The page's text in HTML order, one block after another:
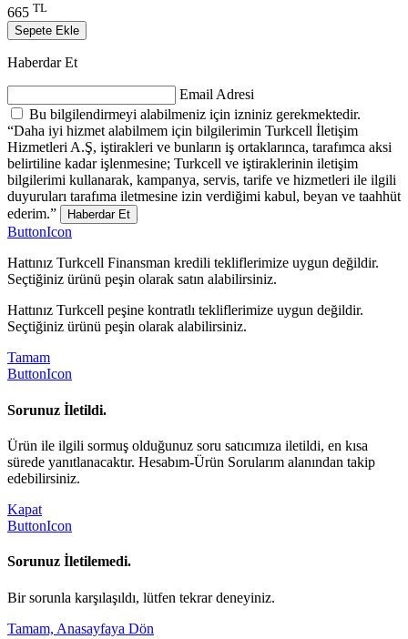
665 TL
Sepete Ekle
Haberdar Et
Email Adresi
Bu bilgilendirmeyi alabilmeniz için izniniz gerekmektedir.
“Daha iyi hizmet alabilmem için bilgilerimin Turkcell İletişim
Hizmetleri A.Ş, iştirakleri ve bunların iş ortaklarınca, tarafımca aksi
belirtiline kadar işlenmesine; Turkcell ve iştiraklerinin iletişim
bilgilerimi kullanarak, kampanya, servis, tarife ve hizmetleri ile ilgili
duyuruları tarafıma iletmesine izin verdiğimi kabul, beyan ve taahhüt
ederim.”
Haberdar Et
ButtonIcon
Hattınız Turkcell Finansman kredili tekliflerimize uygun değildir.
Seçtiğiniz ürünü peşin olarak satın alabilirsiniz.
Hattınız Turkcell peşine kontratlı tekliflerimize uygun değildir.
Seçtiğiniz ürünü peşin olarak alabilirsiniz.
Tamam
ButtonIcon
Sorunuz İletildi.
Ürün ile ilgili sormuş olduğunuz soru satıcımıza iletildi, en kısa
sürede yanıtlanacaktır. Hesabım-Ürün Sorularım alanından takip
edebilirsiniz.
Kapat
ButtonIcon
Sorunuz İletilemedi.
Bir sorunla karşılaşıldı, lütfen tekrar deneyiniz.
Tamam, Anasayfaya Dön